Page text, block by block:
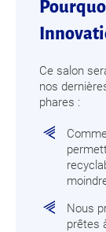
Ce salon
nos
phares :
Nous
prêtes